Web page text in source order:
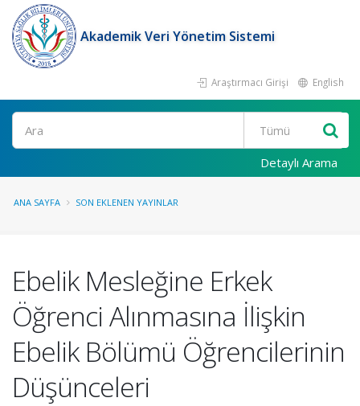
Akademik Veri Yönetim Sistemi
Araştırmacı Girişi English
Ara
Detaylı Arama
ANA SAYFA SON EKLENEN YAYINLAR
Ebelik Mesleğine Erkek
Öğrenci Alınmasına İlişkin
Ebelik Bölümü Öğrencilerinin
Düşünceleri